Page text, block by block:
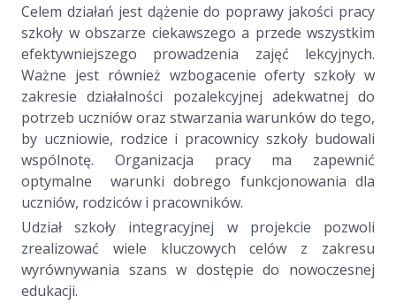
Celem działań jest dążenie do poprawy jakości pracy
szkoły w obszarze ciekawszego a przede wszystkim
efektywniejszego prowadzenia zajęć lekcyjnych.
Ważne jest również wzbogacenie oferty szkoły w
zakresie działalności pozalekcyjnej adekwatnej do
potrzeb uczniów oraz stwarzania warunków do tego,
by uczniowie, rodzice i pracownicy szkoły budowali
wspólnotę. Organizacja pracy ma zapewnić
optymalne warunki dobrego funkcjonowania dla
uczniów, rodziców i pracowników.
Udział szkoły integracyjnej w projekcie pozwoli
zrealizować wiele kluczowych celów z zakresu
wyrównywania szans w dostępie do nowoczesnej
edukacji.